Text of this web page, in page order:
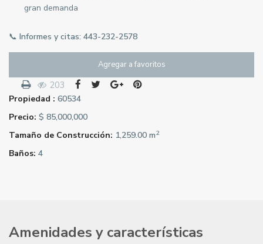
gran demanda
📞 Informes y citas: 443-232-2578
Agregar a favoritos
203
Propiedad : 60534
Precio: $ 85,000,000
Tamaño de Construcción: 1,259.00 m2
Baños: 4
Amenidades y características